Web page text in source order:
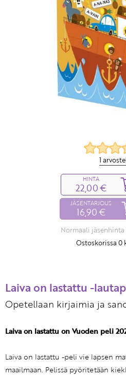
1
HINTA
22,00 €
JÄSENTARJOUS
16,90 €
Normaali jäsenhinta
Ostoskorissa 0
Laiva on lastattu -
Opetellaan kirjaimia ja
Laiva on lastattu on Vuoden peli
Laiva on lastattu -peli vie lapsen
maailmaan. Pelissä pyöritetään